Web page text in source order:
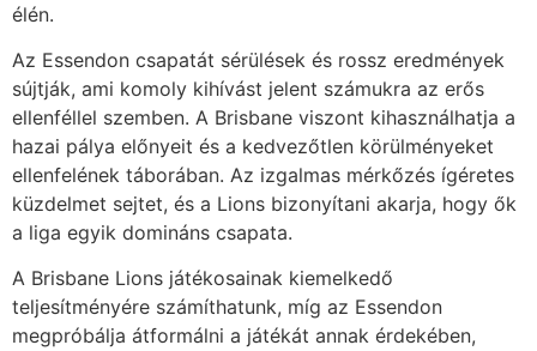
élén.
Az Essendon csapatát sérülések és rossz eredmények
sújtják, ami komoly kihívást jelent számukra az erős
ellenféllel szemben. A Brisbane viszont kihasználhatja a
hazai pálya előnyeit és a kedvezőtlen körülményeket
ellenfelének táborában. Az izgalmas mérkőzés ígéretes
küzdelmet sejtet, és a Lions bizonyítani akarja, hogy ők
a liga egyik domináns csapata.
A Brisbane Lions játékosainak kiemelkedő
teljesítményére számíthatunk, míg az Essendon
megpróbálja átformálni a játékát annak érdekében,